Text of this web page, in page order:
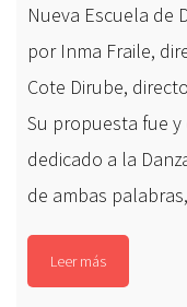
Nueva Escuela de
por Inma Fraile,
Cote Dirube,
Su propuesta fue
dedicado a la
de ambas
Leer más